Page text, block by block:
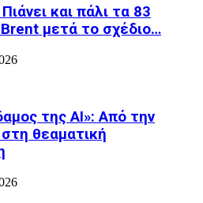
και πάλι τα 83
μετά το σχέδιο…
της AI»: Από την
θεαματική